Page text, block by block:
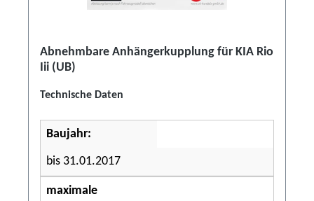
Abnehmbare Anhängerkupplung für KIA Rio
Iii (UB)
Technische Daten
Baujahr:
bis 31.01.2017
maximale